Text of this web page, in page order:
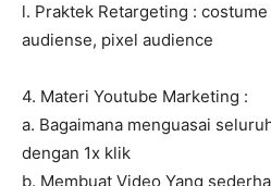
l. Praktek Retargeting :
audiense, pixel audience
4. Materi Youtube Marketing :
a. Bagaimana menguasai
dengan 1x klik
b. Membuat Video Yang